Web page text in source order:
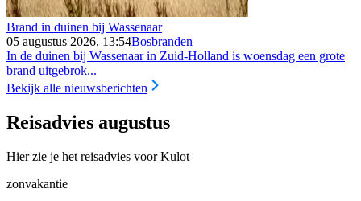
Brand in duinen bij Wassenaar
05 augustus 2026, 13:54Bosbranden
In de duinen bij Wassenaar in Zuid-Holland is woensdag een grote
brand uitgebrok...
Bekijk alle nieuwsberichten
Reisadvies augustus
Hier zie je het reisadvies voor Kulot
zonvakantie